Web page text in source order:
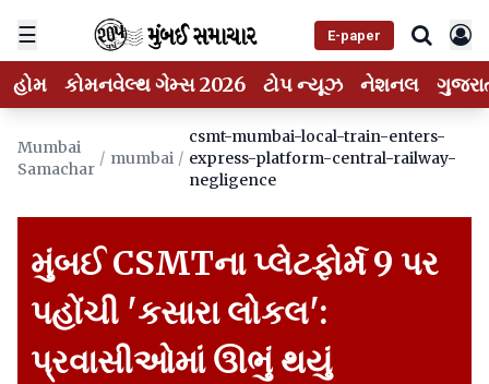
☰ E-paper
હોમ કોમનવેલ્થ ગેમ્સ 2026 ટોપ ન્યૂઝ નેશનલ
Mumbai
Samachar
/ mumbai /
csmt-mumbai-local-train-enters-
express-platform-central-railway-
negligence
મુંબઈ CSMTના પ્લેટફોર્મ 9 પર
પહોંચી 'કસારા લોકલ':
પ્રવાસીઓમાં ઊભું થયું